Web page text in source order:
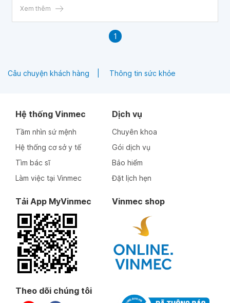
hướng dẫn sử dụng và liều dùng thuốc Ciprofloxacin qua
Xem thêm
1
Câu chuyện khách hàng Thông tin sức khỏe
Hệ thống Vinmec
Tầm nhìn sứ mệnh
Hệ thống cơ sở y tế
Tìm bác sĩ
Làm việc tại Vinmec
Dịch vụ
Chuyên khoa
Gói dịch vụ
Bảo hiểm
Đặt lịch hẹn
Tải App MyVinmec Vinmec shop
Theo dõi chúng tôi